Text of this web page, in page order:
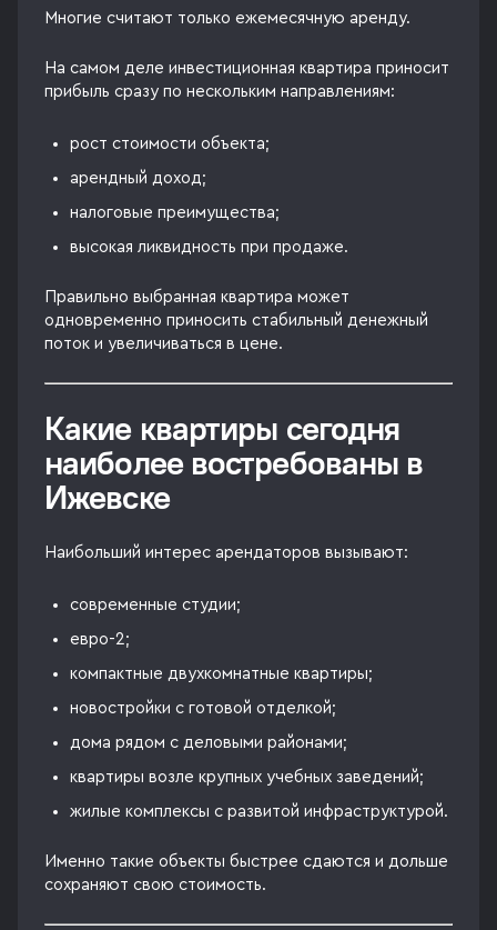
Многие считают только ежемесячную аренду.
На самом деле инвестиционная квартира приносит
прибыль сразу по нескольким направлениям:
рост стоимости объекта;
арендный доход;
налоговые преимущества;
высокая ликвидность при продаже.
Правильно выбранная квартира может
одновременно приносить стабильный денежный
поток и увеличиваться в цене.
Какие квартиры сегодня
наиболее востребованы в
Ижевске
Наибольший интерес арендаторов вызывают:
современные студии;
евро-2;
компактные двухкомнатные квартиры;
новостройки с готовой отделкой;
дома рядом с деловыми районами;
квартиры возле крупных учебных заведений;
жилые комплексы с развитой инфраструктурой.
Именно такие объекты быстрее сдаются и дольше
сохраняют свою стоимость.